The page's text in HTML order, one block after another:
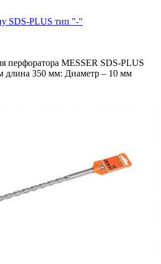
SDS-PLUS тип "-"
перфоратора MESSER SDS-PLUS
длина 350 мм: Диаметр – 10 мм